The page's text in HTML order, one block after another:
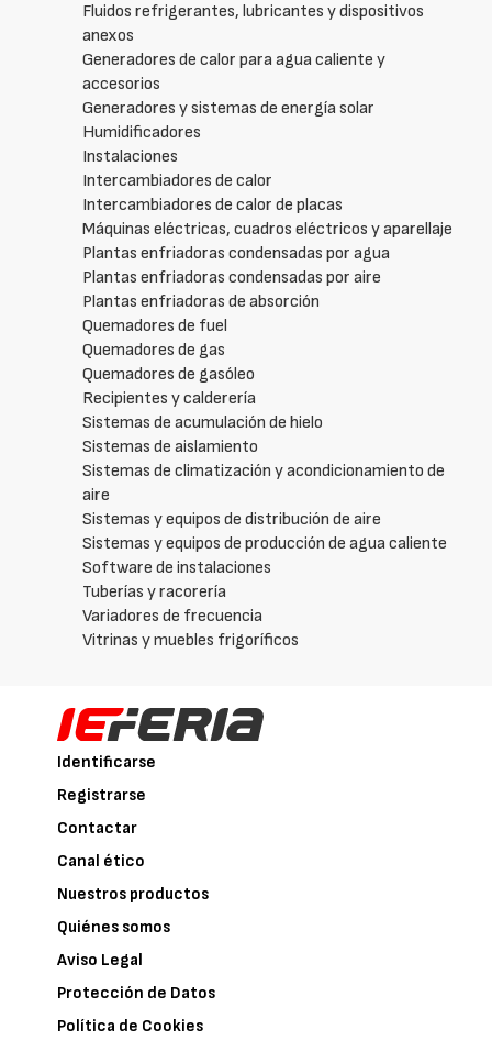
Fluidos refrigerantes, lubricantes y dispositivos
anexos
Generadores de calor para agua caliente y
accesorios
Generadores y sistemas de energía solar
Humidificadores
Instalaciones
Intercambiadores de calor
Intercambiadores de calor de placas
Máquinas eléctricas, cuadros eléctricos y aparellaje
Plantas enfriadoras condensadas por agua
Plantas enfriadoras condensadas por aire
Plantas enfriadoras de absorción
Quemadores de fuel
Quemadores de gas
Quemadores de gasóleo
Recipientes y calderería
Sistemas de acumulación de hielo
Sistemas de aislamiento
Sistemas de climatización y acondicionamiento de
aire
Sistemas y equipos de distribución de aire
Sistemas y equipos de producción de agua caliente
Software de instalaciones
Tuberías y racorería
Variadores de frecuencia
Vitrinas y muebles frigoríficos
Identificarse
Registrarse
Contactar
Canal ético
Nuestros productos
Quiénes somos
Aviso Legal
Protección de Datos
Política de Cookies